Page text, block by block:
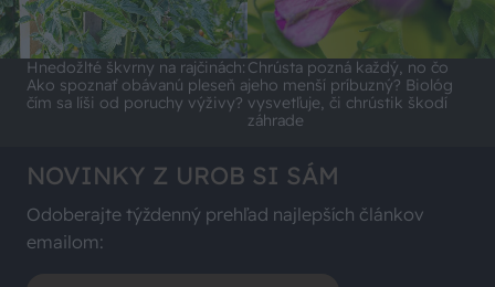
Hnedožlté škvrny na rajčinách:
Ako spoznať obávanú pleseň a
čím sa líši od poruchy výživy?
Chrústa pozná každý, no čo
jeho menší príbuzný? Biológ
vysvetľuje, či chrústik škodí
záhrade
NOVINKY Z UROB SI SÁM
Odoberajte týždenný prehľad najlepších článkov
emailom: